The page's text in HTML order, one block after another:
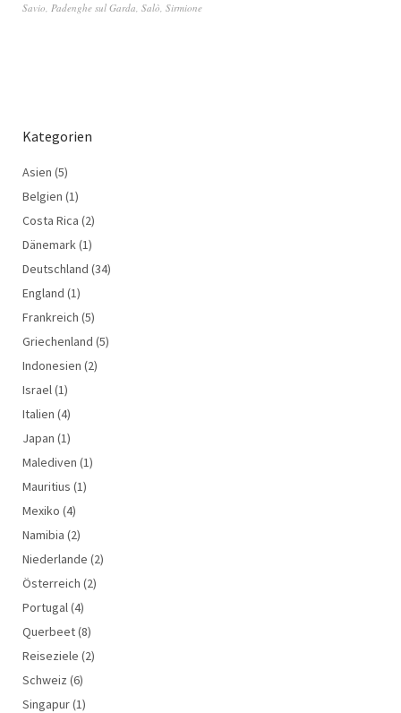
Savio Padenghe sul Garda Salò Sirmione
Kategorien
Asien (5)
Belgien (1)
Costa Rica (2)
Dänemark(1)
Deutschland (34)
England (1)
Frankreich (5)
Griechenland (5)
Indonesien (2)
Israel(1)
Italien (4)
Japan (1)
Malediven (1)
Mauritius (1)
Mexiko (4)
Namibia (2)
Niederlande (2)
Österreich (2)
Portugal(4)
Querbeet(8)
Reiseziele (2)
Schweiz (6)
Singapur(1)